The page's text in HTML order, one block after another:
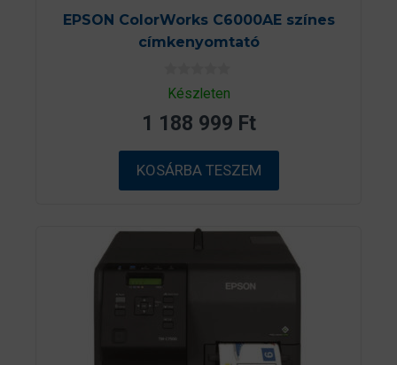
EPSON ColorWorks C6000AE színes
címkenyomtató
0
a
b
ő
l
Készleten
1 188 999 Ft
KOSÁRBA TESZEM